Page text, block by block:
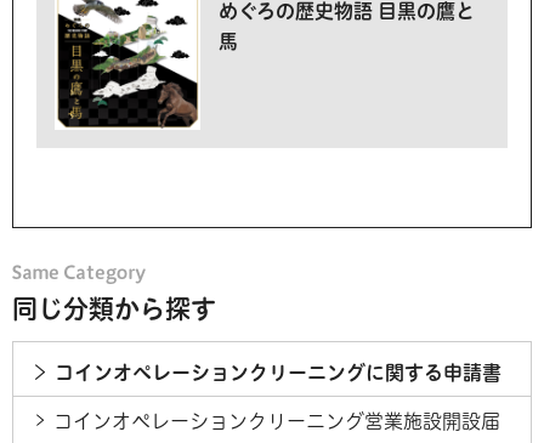
めぐろの歴史物語 目黒の鷹と
馬
同じ分類から探す
コインオペレーションクリーニングに関する申請書
コインオペレーションクリーニング営業施設開設届